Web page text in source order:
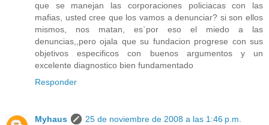
que se manejan las corporaciones policiacas con las
mafias, usted cree que los vamos a denunciar? si son ellos
mismos, nos matan, es`por eso el miedo a las
denuncias,,pero ojala que su fundacion progrese con sus
objetivos especificos con buenos argumentos y un
excelente diagnostico bien fundamentado
Responder
Myhaus
25 de noviembre de 2008 a las 1:46 p.m.